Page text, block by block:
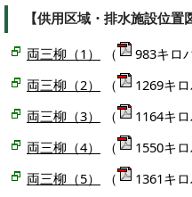
【供用区域・排水施設位置
両三柳（1）
（
983キロ
両三柳（2）
（
1269キロ
両三柳（3）
（
1164キロ
両三柳（4）
（
1550キロ
両三柳（5）
（
1361キロ